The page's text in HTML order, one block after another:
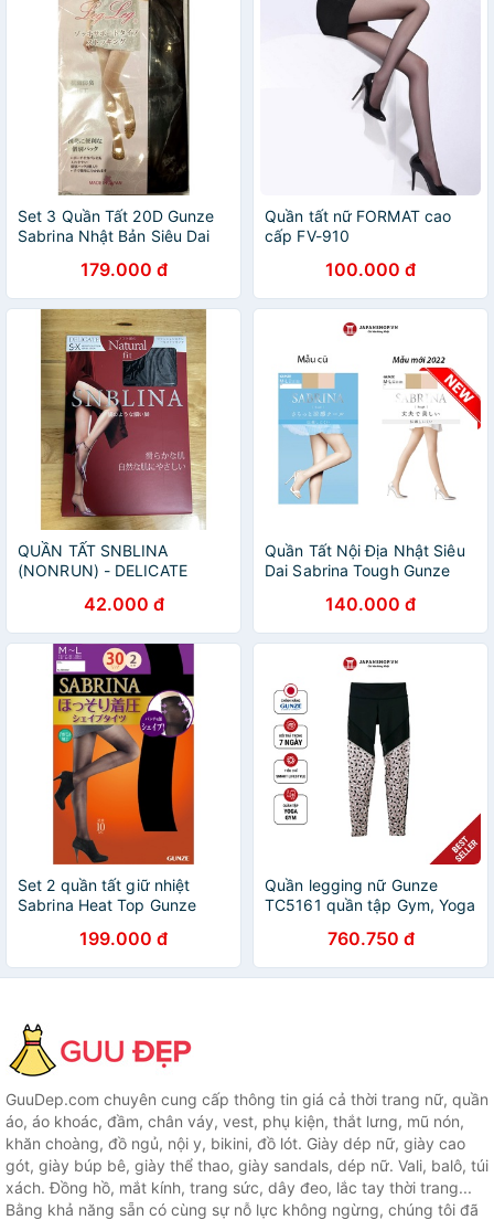
Set 3 Quần Tất 20D Gunze
Sabrina Nhật Bản Siêu Dai
179.000 đ
Quần tất nữ FORMAT cao
cấp FV-910
100.000 đ
QUẦN TẤT SNBLINA
(NONRUN) - DELICATE
42.000 đ
Quần Tất Nội Địa Nhật Siêu
Dai Sabrina Tough Gunze
140.000 đ
Set 2 quần tất giữ nhiệt
Sabrina Heat Top Gunze
199.000 đ
Quần legging nữ Gunze
TC5161 quần tập Gym, Yoga
chất liệu co giãn chính hãng
Nhật bản
760.750 đ
GuuDep.com chuyên cung cấp thông tin giá cả thời trang nữ, quần
áo, áo khoác, đầm, chân váy, vest, phụ kiện, thắt lưng, mũ nón,
khăn choàng, đồ ngủ, nội y, bikini, đồ lót. Giày dép nữ, giày cao
gót, giày búp bê, giày thể thao, giày sandals, dép nữ. Vali, balô, túi
xách. Đồng hồ, mắt kính, trang sức, dây đeo, lắc tay thời trang...
Bằng khả năng sẵn có cùng sự nỗ lực không ngừng, chúng tôi đã